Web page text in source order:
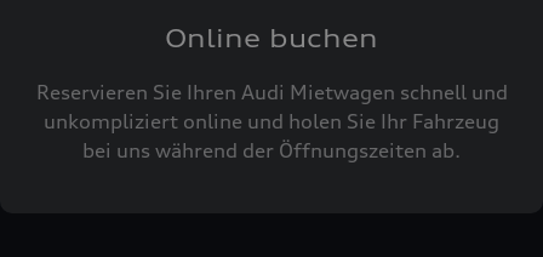
Online buchen
Reservieren Sie Ihren Audi Mietwagen schnell und
unkompliziert online und holen Sie Ihr Fahrzeug
bei uns während der Öffnungszeiten ab.